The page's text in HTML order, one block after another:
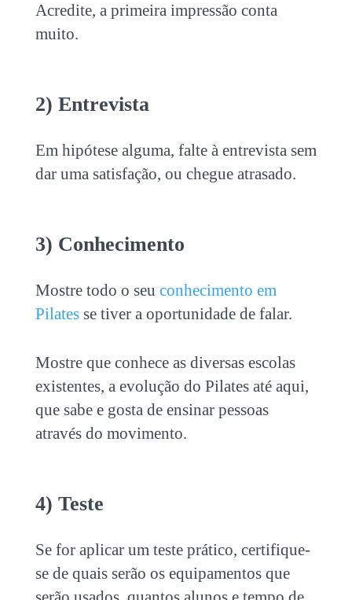
Acredite, a primeira impressão conta
muito.
2) Entrevista
Em hipótese alguma, falte à entrevista sem
dar uma satisfação, ou chegue atrasado.
3) Conhecimento
Mostre todo o seu conhecimento em
Pilatesse tiver a oportunidade de falar.
Mostre que conhece as diversas escolas
existentes, a evolução do Pilates até aqui,
que sabe e gosta de ensinar pessoas
através do movimento.
4) Teste
Se for aplicar um teste prático, certifique-
se de quais serão os equipamentos que